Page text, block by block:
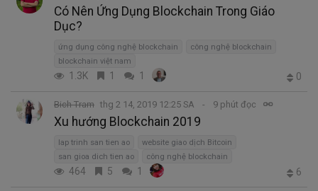
Có Nên Ứng Dụng Blockchain Trong Giáo
Dục?
ứng dụng công nghệ blockchain
công nghệ blockchain
blockchain việt nam
1.3K 1 1 0
Bich Tram thg 2 14, 2019 12:25 SA 9 phút đọc
Xu hướng Blockchain 2019
lap trinh san tien ao
website giao dịch Bitcoin
san gioa dich tien ao
công nghệ blockchain
464 5 1 6